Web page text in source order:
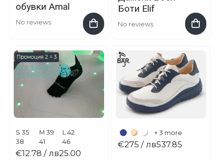
обувки Amal
No reviews
Боти Elif
No reviews
Промоция 2 = 3
S 35
38
M 39
41
L 42
46
€12.78 / лв25.00
+ 3 more
€275 / лв537.85